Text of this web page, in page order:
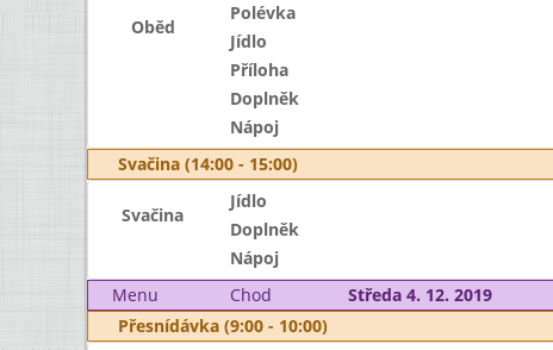
Oběd
Polévka
Jídlo
Příloha
Doplněk
Nápoj
Svačina (14:00 - 15:00)
Svačina
Jídlo
Doplněk
Nápoj
Menu
Chod Středa 4. 12. 2019
Přesnídávka (9:00 - 10:00)